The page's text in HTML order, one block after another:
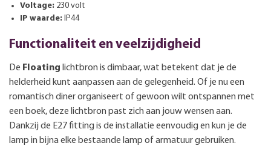
Voltage: 230 volt
IP waarde: IP44
Functionaliteit en veelzijdigheid
De Floating lichtbron is dimbaar, wat betekent dat je de
helderheid kunt aanpassen aan de gelegenheid. Of je nu een
romantisch diner organiseert of gewoon wilt ontspannen met
een boek, deze lichtbron past zich aan jouw wensen aan.
Dankzij de E27 fitting is de installatie eenvoudig en kun je de
lamp in bijna elke bestaande lamp of armatuur gebruiken.